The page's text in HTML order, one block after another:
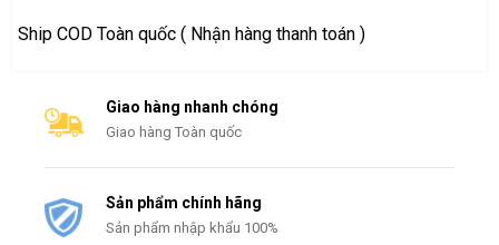
Ship COD Toàn quốc ( Nhận hàng thanh toán )
Giao hàng nhanh chóng
Giao hàng Toàn quốc
Sản phẩm chính hãng
Sản phẩm nhập khẩu 100%